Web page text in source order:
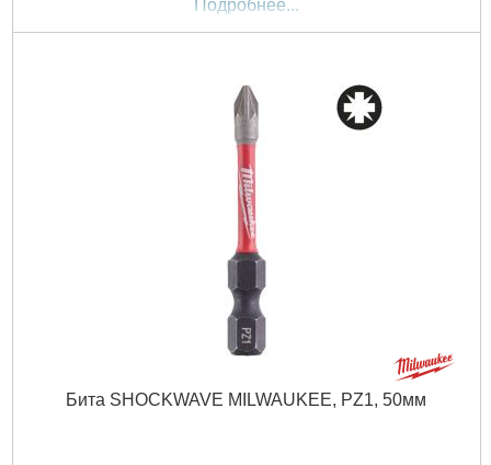
Подробнее...
Бита SHOCKWAVE MILWAUKEE, PZ1, 50мм